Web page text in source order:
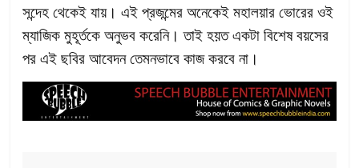
সন্দেহ থেকেই যায়। এই প্রজন্মের অনেকেই মহালয়ার ভোরের ওই
ম্যাজিক মুহূর্তকে অনুভব করেনি। তাই হয়ত একটা বিশেষ বয়সের
পর এই ছবির আবেদন তেমনভাবে কাজ করবে না।